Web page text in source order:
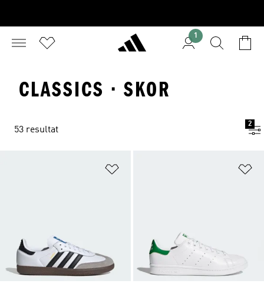
1
CLASSICS · SKOR
53 resultat
2